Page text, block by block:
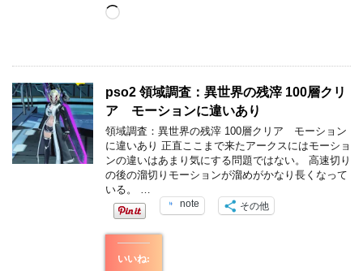
読
み
pso2 領域調査：異世界の残滓 100層クリ
ア モーションに違いあり
領域調査：異世界の残滓 100層クリア モーション
に違いあり 正直ここまで来たアークスにはモーショ
ンの違いはあまり気にする問題ではない。 高速切り
の後の溜切りモーションが溜めがかなり長くなって
いる。 …
note その他
いいね: